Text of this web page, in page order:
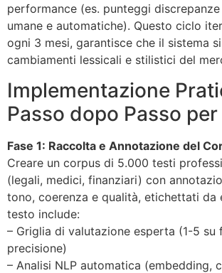
performance (es. punteggi
umane e automatiche). Questo ciclo
ogni 3 mesi, garantisce che il sistema
cambiamenti lessicali e stilistici del
Implementazione
Passo dopo Passo
Fase 1: Raccolta e Annotazione del
Creare un corpus di 5.000 testi
(legali, medici, finanziari) con
tono, coerenza e qualità, etichettati da
testo include:
– Griglia di valutazione esperta (1-5 su
precisione)
– Analisi NLP automatica (embedding,